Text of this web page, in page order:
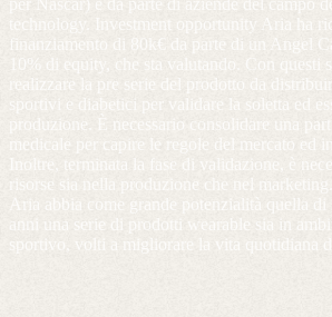
per Nascar) e da parte di aziende del campo
technology. Investment opportunity Aria ha
finanziamento di 80k€ da parte di un Angel
10% di equity, che sta valutando. Con questi
realizzare la pre serie del prodotto da
sportivi e diabetici per validare la soletta ed
produzione. È necessario consolidare una
medicale per capire le regole del mercato ed
Inoltre, terminata la fase di validazione, è
risorse sia nella produzione che nel
Aria abbia come grande potenzialità quella di
anni una serie di prodotti wearable sia in
sportivo, volti a migliorare la vita quotidiana